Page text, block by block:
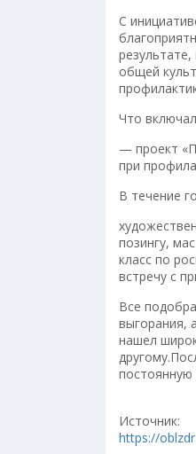
С
общей
Что
— проект
при
В течение
позингу,
класс по
встречу с
Все
выгорания,
нашел
постоянную
Источник:
https://